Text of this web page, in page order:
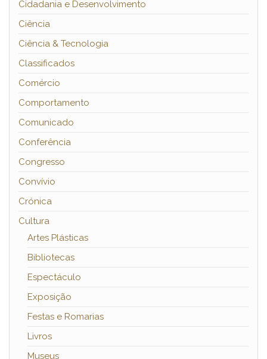
Cidadania e Desenvolvimento
Ciência
Ciência & Tecnologia
Classificados
Comércio
Comportamento
Comunicado
Conferência
Congresso
Convívio
Crónica
Cultura
Artes Plásticas
Bibliotecas
Espectáculo
Exposição
Festas e Romarias
Livros
Museus